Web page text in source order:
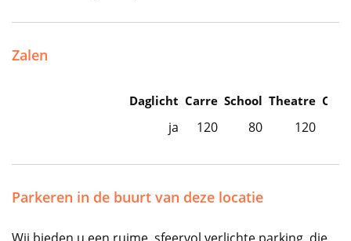
Zalen
Daglicht Carre School Theatre
ja 120 80 120
Parkeren in de buurt van deze locatie